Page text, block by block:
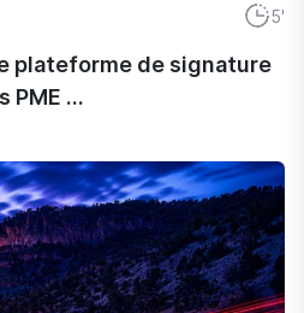
5'
plateforme de signature
PME ...